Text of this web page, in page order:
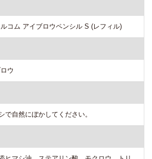
コム アイブロウペンシル S (レフィル)
ウ
で自然にぼかしてください。